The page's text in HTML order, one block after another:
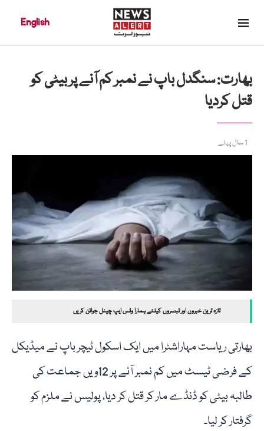
English
بھارت: سنگدل باپ نے نمبر کم آنے پر بیٹی کو
قتل کردیا
1 سال پہلے
تازہ ترین خبروں اور تبصروں کیلئے ہمارا وٹس ایپ چینل جوائن کریں
بھارتی ریاست مہاراشٹرا میں ایک اسکول ٹیچر باپ نے میڈیکل
کے فرضی ٹیسٹ میں کم نمبر آنے پر 12ویں جماعت کی
طالبہ بیٹی کو ڈنڈے مار کر قتل کر دیا، پولیس نے ملزم کو
گرفتار کر لیا۔